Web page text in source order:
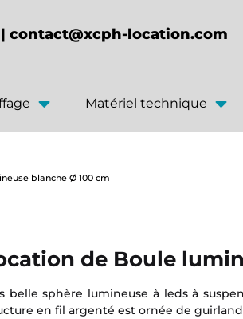
contact@xcph-location.com
Matériel technique
blanche Ø 100 cm
de Boule
belle sphère lumineuse à leds à
en fil argenté est ornée de